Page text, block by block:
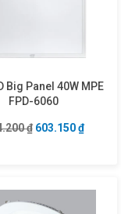
₫.
Big Panel 40W MPE
FPD-6060
₫ Giá gốc là:
603.150₫Giá